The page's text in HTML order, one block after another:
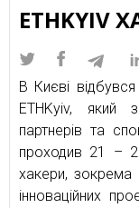
ETHKYIV
В Києві
ETHKyiv, який
партнерів та
проходив 21 –
хакери,
інноваційних